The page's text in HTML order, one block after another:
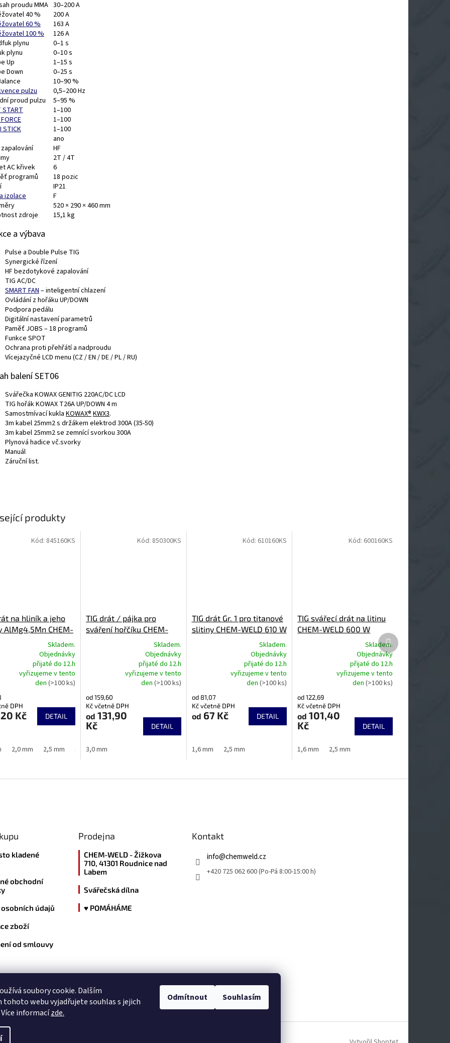
soubory cookie. Dalším
tohoto webu vyjadřujete souhlas s jejich
informacízde.
Odmítnout Souhlasím
proudu MMA 30–200 A
40 %
200 A
60 %
163 A
100 %
126 A
plynu
0–1 s
plynu
0–10 s
Up
1–15 s
Down
0–25 s
10–90 %
pulzu
0,5–200 Hz
proud pulzu
5–95 %
START
1–100
1–100
STICK
1–100
ano
HF
2T / 4T
AC křivek
6
programů
18 pozic
IP21
izolace
F
520 × 290 × 460 mm
zdroje
15,1 kg
a výbava
Pulse a Double Pulse TIG
Synergické řízení
HF bezdotykové zapalování
TIG AC/DC
SMART FAN– inteligentní chlazení
Ovládání z hořáku UP/DOWN
Podpora pedálu
Digitální nastavení parametrů
Paměť JOBS – 18 programů
Funkce SPOT
Ochrana proti přehřátí a nadproudu
Vícejazyčné LCD menu (CZ / EN / DE / PL / RU)
balení SET06
Svářečka KOWAX GENITIG 220AC/DC LCD
TIG hořák KOWAX T26A UP/DOWN 4 m
Samostmívací kukla KOWAX®KWX3.
3m kabel 25mm2 s držákem elektrod 300A (35-50)
3m kabel 25mm2 se zemnící svorkou 300A
Plynová hadice vč.svorky
Manuál
Záruční list.
produkty
na hliník a jeho
AlMg4,5Mn CHEM-
Skladem.
Objednávky
přijaté do 12.h
vyřizujeme v tento
den (>100 ks)
DPH
Kč DETAIL
2,0 mm 2,5 mm 3,0 mm 4,0 mm
Kód: 845160KS
TIG drát / pájka pro
sváření hořčíku CHEM-
je
5,0
z
5
hvězdiček.
Skladem.
Objednávky
přijaté do 12.h
vyřizujeme v tento
den (>100 ks)
od 159,60
Kč včetně DPH
od 131,90
Kč
DETAIL
3,0 mm
Kód: 850300KS
TIG drát Gr. 1 pro titanové
slitiny CHEM-WELD 610 W
je
5,0
z
5
Skladem.
Objednávky
přijaté do 12.h
vyřizujeme v tento
den(>100 ks)
od 81,07
Kč včetně DPH
od 67 Kč DETAIL
1,6 mm 2,5 mm
Kód: 610160KS
TIG svářecí drát na litinu
CHEM-WELD 600 W
je
5,0
z
5
hvězdiček.
Skladem.
Objednávky
přijaté do 12.h
vyřizujeme v tento
den(>100 ks)
od 122,69
Kč včetně DPH
od 101,40
Kč
DETAIL
1,6 mm 2,5 mm
Kód: 600160KS
Další
produkt
kladené
obchodní
osobních údajů
zboží
od smlouvy
Prodejna
CHEM-WELD - Žižkova
710, 41301 Roudnice nad
Labem
Svářečská dílna
♥ POMÁHÁME
Kontakt
info@chemweld.cz
+420 725 062 600 (Po-Pá 8:00-15:00 h)